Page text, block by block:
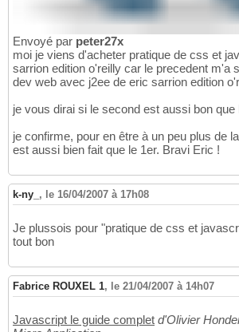
Envoyé par peter27x
moi je viens d'acheter pratique de css et
sarrion edition o'reilly car le precedent m'a
dev web avec j2ee de eric sarrion edition
je vous dirai si le second est aussi bon que
je confirme, pour en être à un peu plus de
est aussi bien fait que le 1er. Bravi Eric !
k-ny_ , le 16/04/2007 à 17h08
Je plussois pour "pratique de css et
tout bon
Fabrice ROUXEL 1, le 21/04/2007 à 14h07
Javascript le guide complet d'Olivier